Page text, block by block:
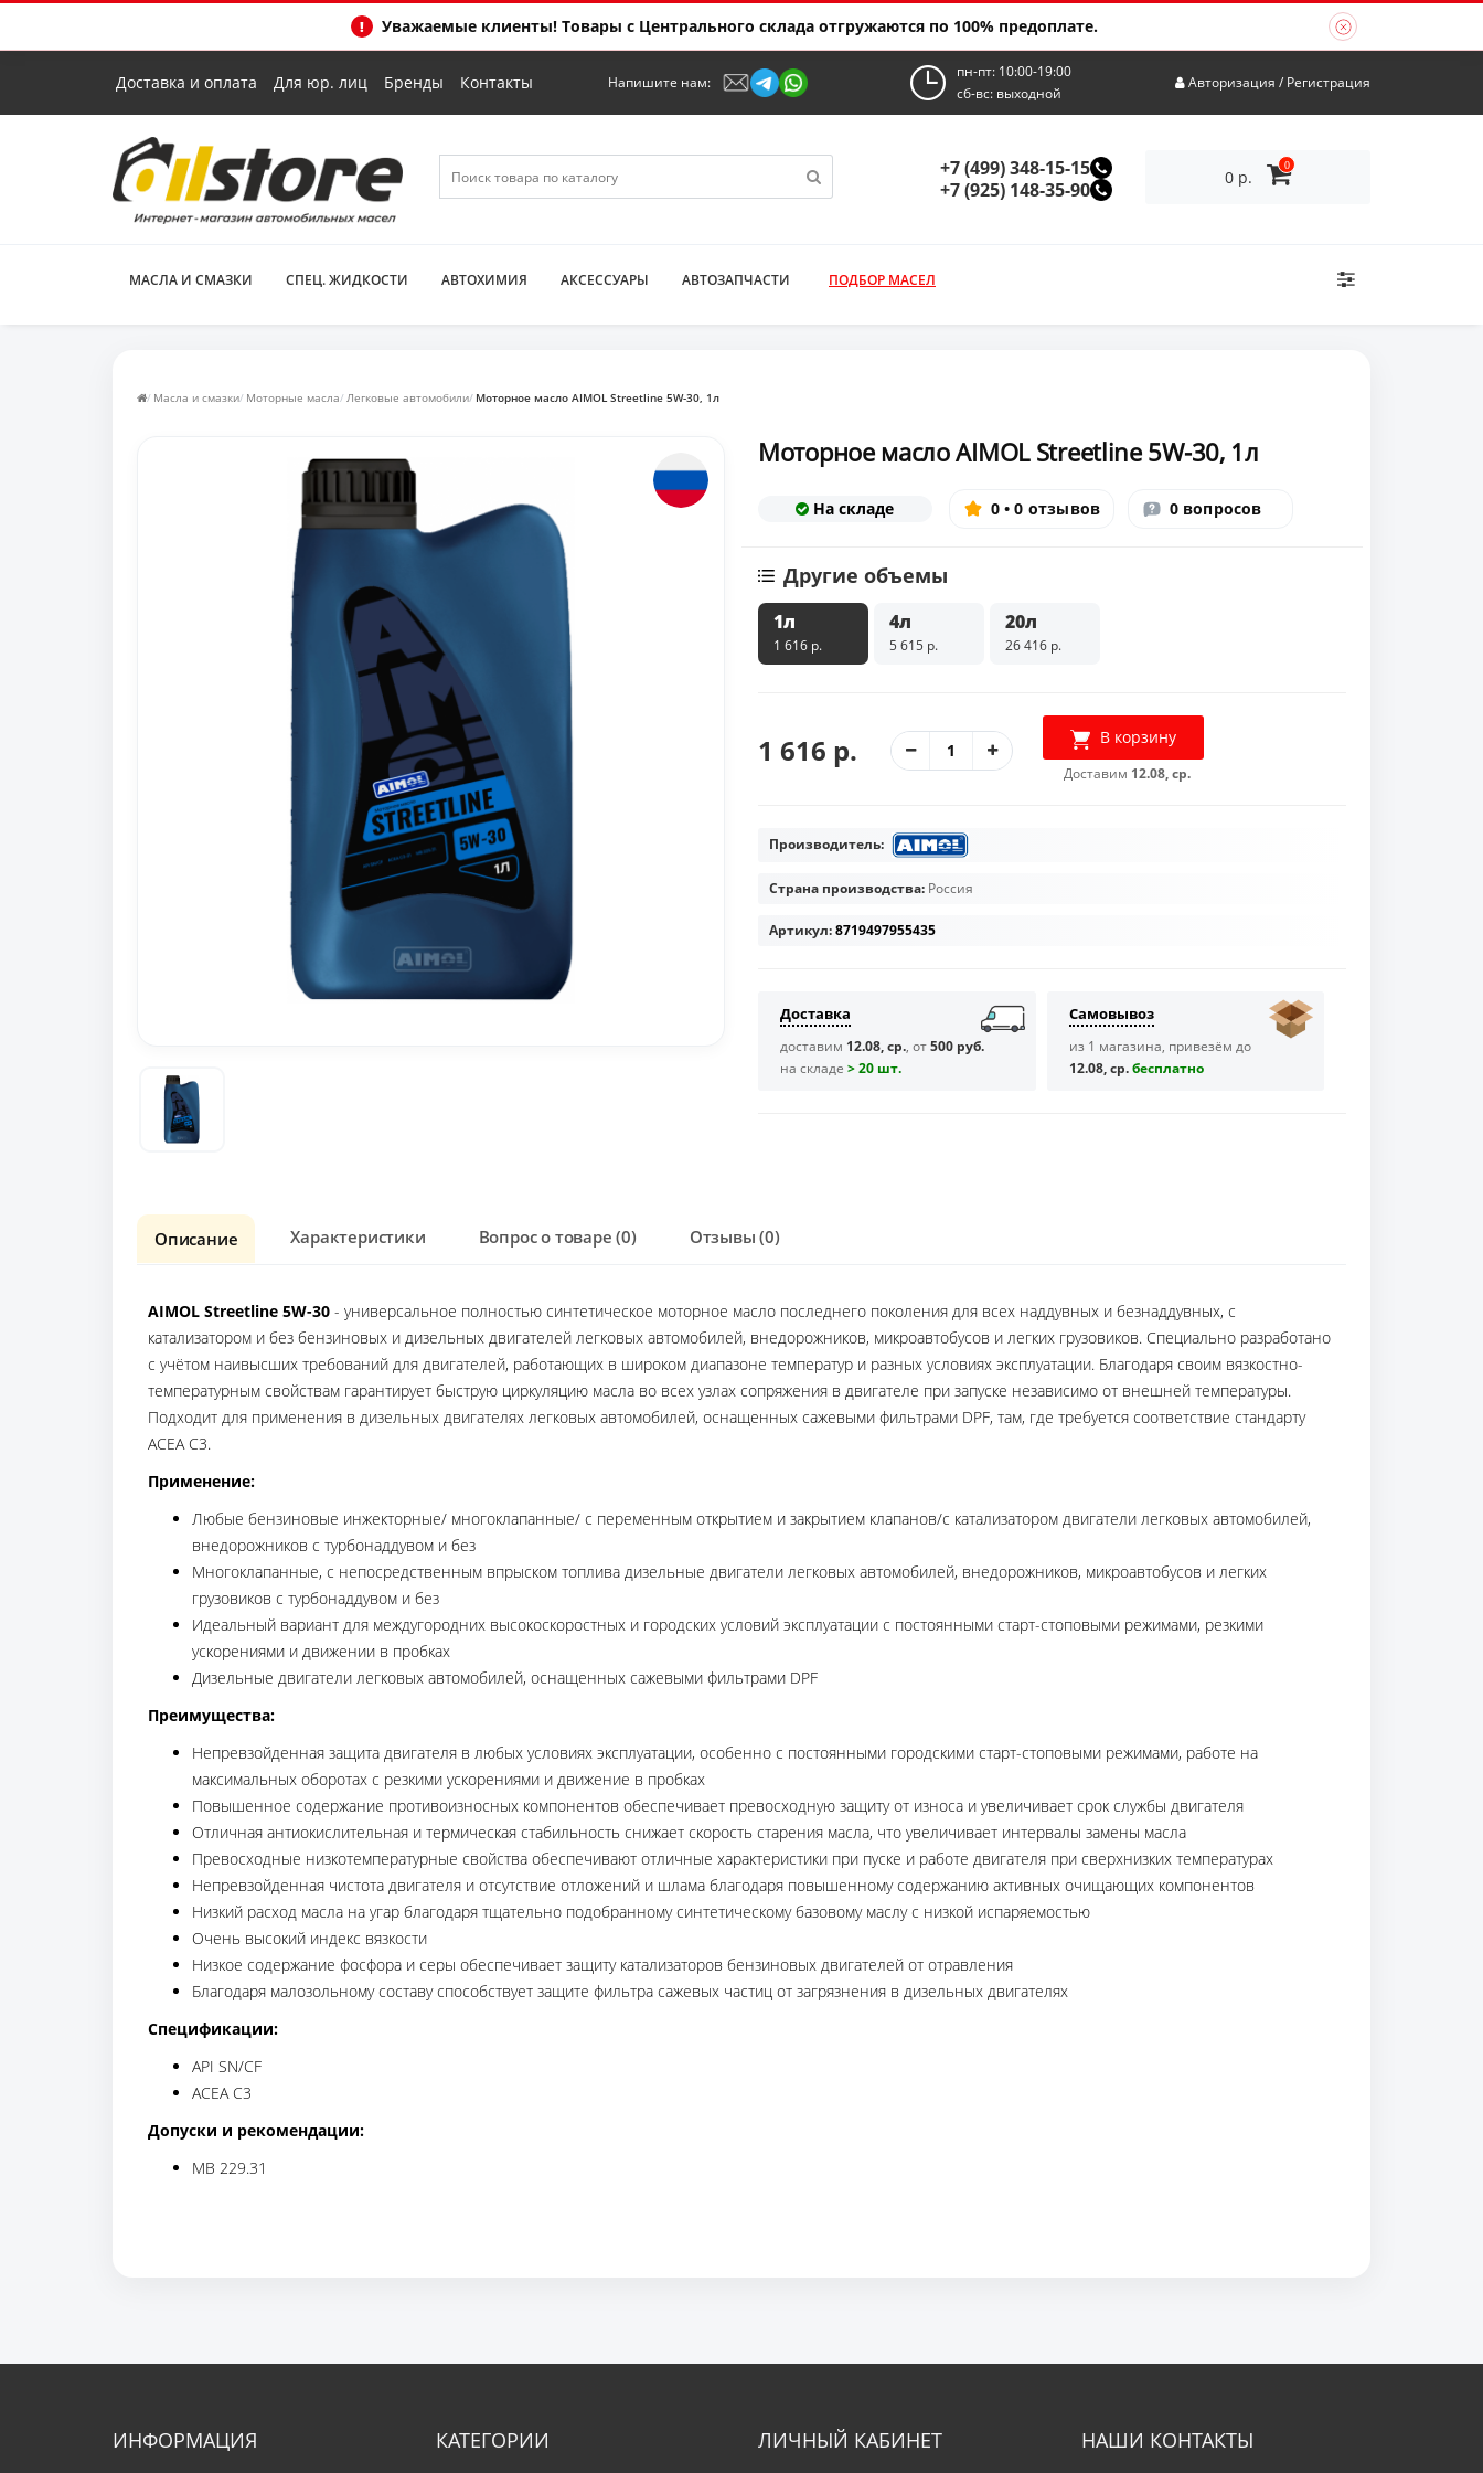
Уважаемые клиенты! Товары с Центрального склада отгружаются по 100% предоплате.
Доставка и оплата Для юр. лиц Бренды Контакты Напишите нам:
пн-пт: 10:00-19:00
сб-вс: выходной
Авторизация / Регистрация
+7 (499) 348-15-15
+7 (925) 148-35-90
0 р.
0
МАСЛА И СМАЗКИ СПЕЦ. ЖИДКОСТИ АВТОХИМИЯ АКСЕССУАРЫ АВТОЗАПЧАСТИ ПОДБОР МАСЕЛ
Масла и смазки Моторные масла Легковые автомобили Моторное масло AIMOL Streetline 5W-30, 1л
Моторное масло AIMOL Streetline 5W-30, 1л
На складе 0 • 0 отзывов 0 вопросов
Другие объемы
1л
1 616 р.
4л
5 615 р.
20л
26 416 р.
1 616 р. В корзину
Доставим 12.08, ср.
Производитель:
Страна производства: Россия
Артикул:8719497955435
Доставка
доставим 12.08, ср., от500 руб.
на складе > 20 шт.
Самовывоз
из 1 магазина, привезём до
12.08, ср.бесплaтно
Описание Характеристики Вопрос о товаре (0) Отзывы (0)
AIMOL Streetline 5W-30 - универсальное полностью синтетическое моторное масло последнего поколения для всех наддувных и безнаддувных, с
катализатором и без бензиновых и дизельных двигателей легковых автомобилей, внедорожников, микроавтобусов и легких грузовиков. Специально разработано
с учётом наивысших требований для двигателей, работающих в широком диапазоне температур и разных условиях эксплуатации. Благодаря своим вязкостно-
температурным свойствам гарантирует быструю циркуляцию масла во всех узлах сопряжения в двигателе при запуске независимо от внешней температуры.
Подходит для применения в дизельных двигателях легковых автомобилей, оснащенных сажевыми фильтрами DPF, там, где требуется соответствие стандарту
ACEA C3.
Применение:
Любые бензиновые инжекторные/ многоклапанные/ с переменным открытием и закрытием клапанов/с катализатором двигатели легковых автомобилей,
внедорожников с турбонаддувом и без
Многоклапанные, с непосредственным впрыском топлива дизельные двигатели легковых автомобилей, внедорожников, микроавтобусов и легких
грузовиков с турбонаддувом и без
Идеальный вариант для междугородних высокоскоростных и городских условий эксплуатации с постоянными старт-стоповыми режимами, резкими
ускорениями и движении в пробках
Дизельные двигатели легковых автомобилей, оснащенных сажевыми фильтрами DPF
Преимущества:
Непревзойденная защита двигателя в любых условиях эксплуатации, особенно с постоянными городскими старт-стоповыми режимами, работе на
максимальных оборотах с резкими ускорениями и движение в пробках
Повышенное содержание противоизносных компонентов обеспечивает превосходную защиту от износа и увеличивает срок службы двигателя
Отличная антиокислительная и термическая стабильность снижает скорость старения масла, что увеличивает интервалы замены масла
Превосходные низкотемпературные свойства обеспечивают отличные характеристики при пуске и работе двигателя при сверхнизких температурах
Непревзойденная чистота двигателя и отсутствие отложений и шлама благодаря повышенному содержанию активных очищающих компонентов
Низкий расход масла на угар благодаря тщательно подобранному синтетическому базовому маслу с низкой испаряемостью
Очень высокий индекс вязкости
Низкое содержание фосфора и серы обеспечивает защиту катализаторов бензиновых двигателей от отравления
Благодаря малозольному составу способствует защите фильтра сажевых частиц от загрязнения в дизельных двигателях
Спецификации:
API SN/CF
ACEA С3
Допуски и рекомендации:
MB 229.31
ИНФОРМАЦИЯ КАТЕГОРИИ ЛИЧНЫЙ КАБИНЕТ НАШИ КОНТАКТЫ